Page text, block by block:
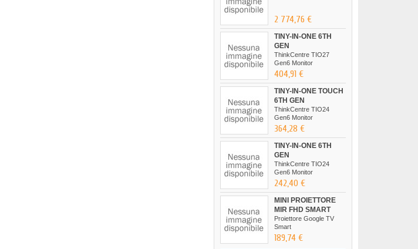
2 774,76 €
TINY-IN-ONE 6TH
GEN
ThinkCentre TIO27
Gen6 Monitor
404,91 €
TINY-IN-ONE TOUCH
6TH GEN
ThinkCentre TIO24
Gen6 Monitor
364,28 €
TINY-IN-ONE 6TH
GEN
ThinkCentre TIO24
Gen6 Monitor
242,40 €
MINI PROIETTORE
MIR FHD SMART
Proiettore Google TV
Smart
189,74 €